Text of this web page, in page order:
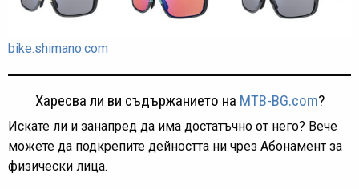
bike.shimano.com
Харесва ли ви съдържанието на MTB-BG.com?
Искате ли и занапред да има достатъчно от него? Вече
можете да подкрепите дейността ни чрез Абонамент за
физически лица.